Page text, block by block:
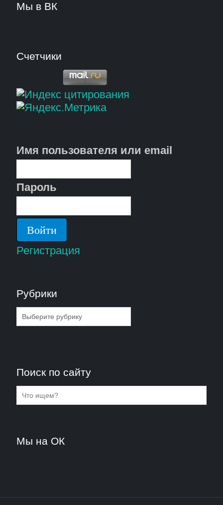
Мы в ВК
Счетчики
Имя пользователя или email
Пароль
Регистрация
Рубрики
Рубрики
Поиск по сайту
Мы на ОК